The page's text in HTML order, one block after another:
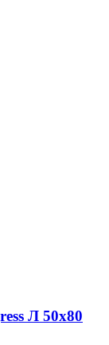
Л 50х80